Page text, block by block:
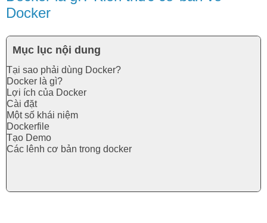
Docker
Mục lục nội dung
Tại sao phải dùng Docker?
Docker là gì?
Lợi ích của Docker
Cài đặt
Một số khái niệm
Dockerfile
Tạo Demo
Các lênh cơ bản trong docker